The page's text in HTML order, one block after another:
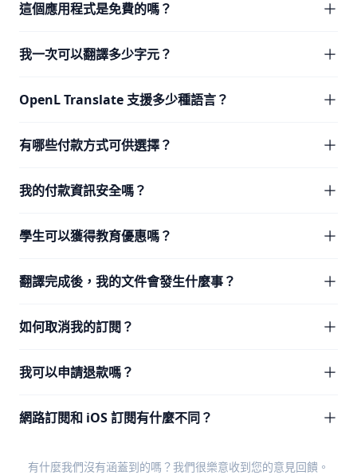
這個應用程式是免費的嗎？
我一次可以翻譯多少字元？
OpenL Translate 支援多少種語言？
有哪些付款方式可供選擇？
我的付款資訊安全嗎？
學生可以獲得教育優惠嗎？
翻譯完成後，我的文件會發生什麼事？
如何取消我的訂閱？
我可以申請退款嗎？
網路訂閱和 iOS 訂閱有什麼不同？
有什麼我們沒有涵蓋到的嗎？我們很樂意收到您的意見回饋 。